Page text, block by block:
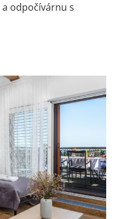
a odpočívárnu s